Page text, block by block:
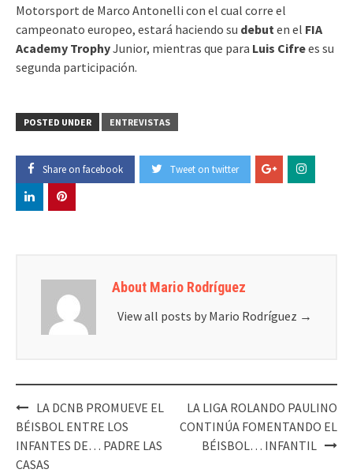
Motorsport de Marco Antonelli con el cual corre el
campeonato europeo, estará haciendo su debut en el FIA
Academy TrophyJunior, mientras que para Luis Cifrees su
segunda participación.
POSTED UNDER ENTREVISTAS
Share on facebook Tweet on twitter
About Mario Rodríguez
View all posts by Mario Rodríguez →
Post
navigation
LA DCNB PROMUEVE EL
BÉISBOL ENTRE LOS
INFANTES DE… PADRE LAS
CASAS
LA LIGA ROLANDO PAULINO
CONTINÚA FOMENTANDO EL
BÉISBOL… INFANTIL